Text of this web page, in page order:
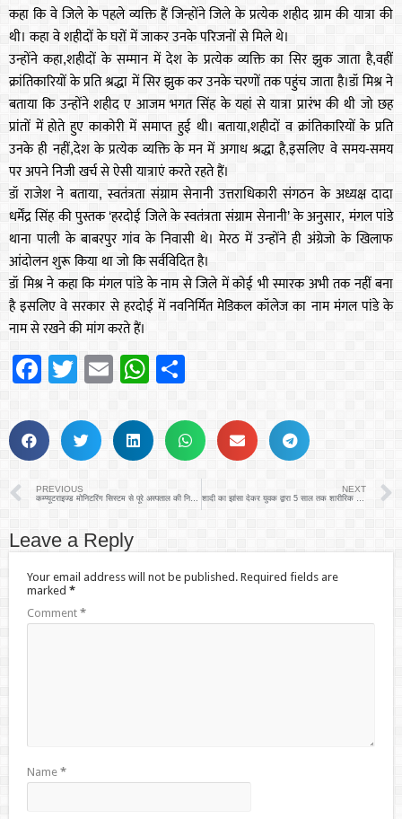
कहा कि वे जिले के पहले व्यक्ति हैं जिन्होंने जिले के प्रत्येक शहीद ग्राम की यात्रा की
थी। कहा वे शहीदों के घरों में जाकर उनके परिजनों से मिले थे।
उन्होंने कहा,शहीदों के सम्मान में देश के प्रत्येक व्यक्ति का सिर झुक जाता है,वहीं
क्रांतिकारियों के प्रति श्रद्धा में सिर झुक कर उनके चरणों तक पहुंच जाता है।डॉ मिश्र ने
बताया कि उन्होंने शहीद ए आजम भगत सिंह के यहां से यात्रा प्रारंभ की थी जो छह
प्रांतों में होते हुए काकोरी में समाप्त हुई थी। बताया,शहीदों व क्रांतिकारियों के प्रति
उनके ही नहीं,देश के प्रत्येक व्यक्ति के मन में अगाध श्रद्धा है,इसलिए वे समय-समय
पर अपने निजी खर्च से ऐसी यात्राएं करते रहते हैं।
डॉ राजेश ने बताया, स्वतंत्रता संग्राम सेनानी उत्तराधिकारी संगठन के अध्यक्ष दादा
धर्मेंद्र सिंह की पुस्तक ‘हरदोई जिले के स्वतंत्रता संग्राम सेनानी’ के अनुसार, मंगल पांडे
थाना पाली के बाबरपुर गांव के निवासी थे। मेरठ में उन्होंने ही अंग्रेजो के खिलाफ
आंदोलन शुरू किया था जो कि सर्वविदित है।
डॉ मिश्र ने कहा कि मंगल पांडे के नाम से जिले में कोई भी स्मारक अभी तक नहीं बना
है इसलिए वे सरकार से हरदोई में नवनिर्मित मेडिकल कॉलेज का नाम मंगल पांडे के
नाम से रखने की मांग करते हैं।
Facebook
Twitter
EmailWhatsApp
PREVIOUS
कम्प्यूटराइज्ड मोनिटरिंग सिस्टम से पूरे अस्पताल की निगरानी की जा सकेगी:- जिलाधिकारी
NEXT
शादी का झांसा देकर युवक द्वारा 5 साल तक शारीरिक शोषण करने पर महिला ने थाने में दी तहरीर
Leave a Reply
Your email address will not be published. Required fields are
marked *
Comment *
Name *